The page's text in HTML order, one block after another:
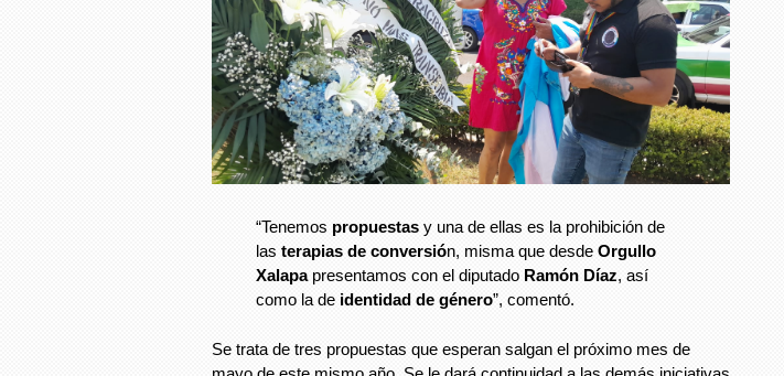
“Tenemos propuestas y una de ellas es la prohibición de
las terapias de conversión, misma que desde Orgullo
Xalapa presentamos con el diputado Ramón Díaz, así
como la de identidad de género”, comentó.
Se trata de tres propuestas que esperan salgan el próximo mes de